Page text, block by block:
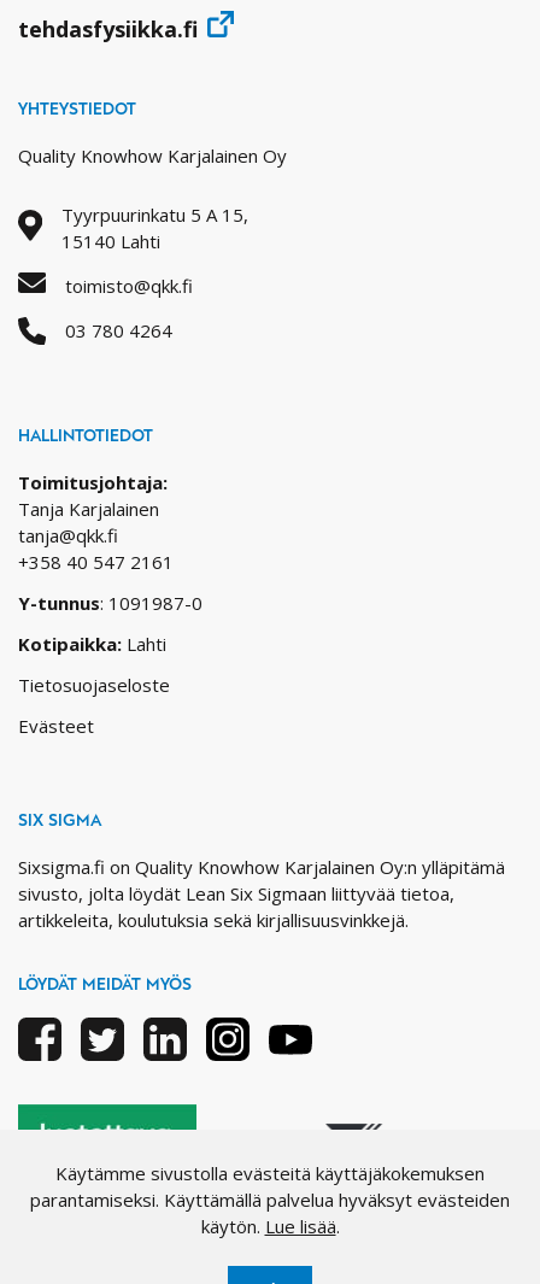
tehdasfysiikka.fi
YHTEYSTIEDOT
Quality Knowhow Karjalainen Oy
Tyyrpuurinkatu 5 A 15,
15140 Lahti
toimisto@qkk.fi
03 780 4264
HALLINTOTIEDOT
Toimitusjohtaja:
Tanja Karjalainen
tanja@qkk.fi
+358 40 547 2161
Y-tunnus: 1091987-0
Kotipaikka: Lahti
Tietosuojaseloste
Evästeet
SIX SIGMA
Sixsigma.fi on Quality Knowhow Karjalainen Oy:n ylläpitämä
sivusto, jolta löydät Lean Six Sigmaan liittyvää tietoa,
artikkeleita, koulutuksia sekä kirjallisuusvinkkejä.
LÖYDÄT MEIDÄT MYÖS
FacebookTwitter LinkedinInstagramYoutube
Käytämme sivustolla evästeitä käyttäjäkokemuksen
parantamiseksi. Käyttämällä palvelua hyväksyt evästeiden
käytön. Lue lisää.